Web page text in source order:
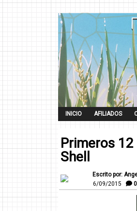
INICIO AFILIADOS
Primeros
Shell
Escrito por:
6/09/2015
0